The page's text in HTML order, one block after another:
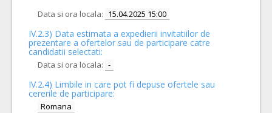
Data si ora locala: 15.04.2025 15:00
IV.2.3) Data estimata a expedierii invitatiilor de
prezentare a ofertelor sau de participare catre
candidatii selectati:
Data si ora locala: -
IV.2.4) Limbile in care pot fi depuse ofertele sau
cererile de participare:
Romana